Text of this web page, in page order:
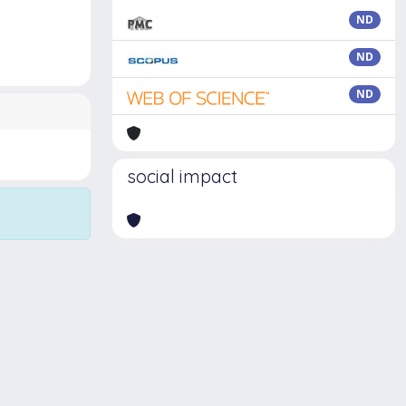
ND
ND
ND
social impact